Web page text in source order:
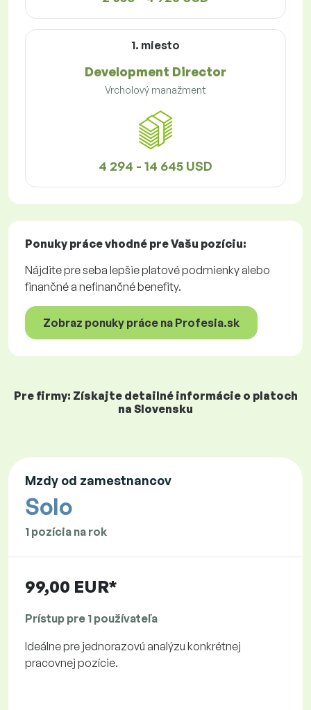
1. miesto
Development Director
Vrcholový manažment
4 294 - 14 645 USD
Ponuky prácevhodné pre Vašu pozíciu:
Nájdite pre seba lepšie platové podmienky alebo
finančné a nefinančné benefity.
Zobraz ponuky práce na Profesia.sk
Pre firmy: Získajte detailné informácie o platoch
na Slovensku
Mzdy od zamestnancov
Solo
1 pozícia na rok
99,00 EUR*
Prístup pre 1 používateľa
Ideálne pre jednorazovú analýzu konkrétnej
pracovnej pozície.